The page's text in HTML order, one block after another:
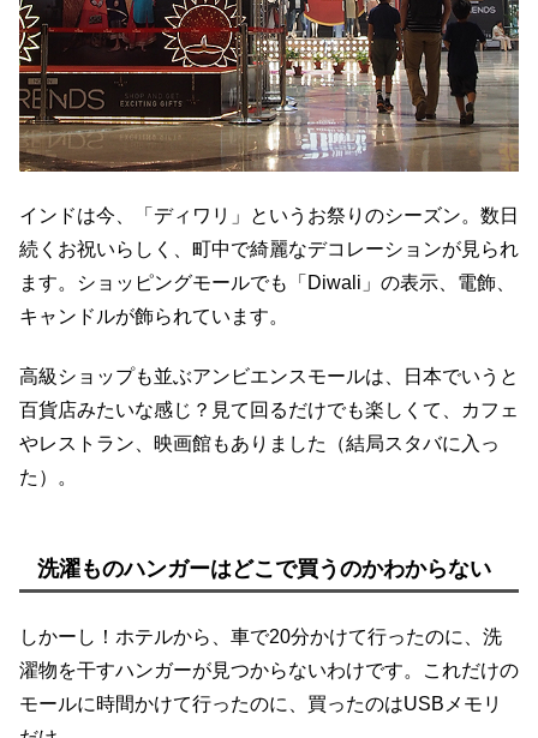
インドは今、「ディワリ」というお祭りのシーズン。数日
続くお祝いらしく、町中で綺麗なデコレーションが見られ
ます。ショッピングモールでも「Diwali」の表示、電飾、
キャンドルが飾られています。
高級ショップも並ぶアンビエンスモールは、日本でいうと
百貨店みたいな感じ？見て回るだけでも楽しくて、カフェ
やレストラン、映画館もありました（結局スタバに入っ
た）。
洗濯ものハンガーはどこで買うのかわからない
しかーし！ホテルから、車で20分かけて行ったのに、洗
濯物を干すハンガーが見つからないわけです。これだけの
モールに時間かけて行ったのに、買ったのはUSBメモリ